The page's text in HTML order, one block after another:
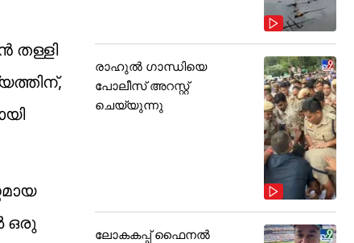
തള്ളി
ഒരു
രാഹുൽ ഗാന്ധിയെ
പോലീസ് അറസ്റ്റ്
ചെയ്യുന്നു
ലോകകപ്പ് ഫൈനൽ